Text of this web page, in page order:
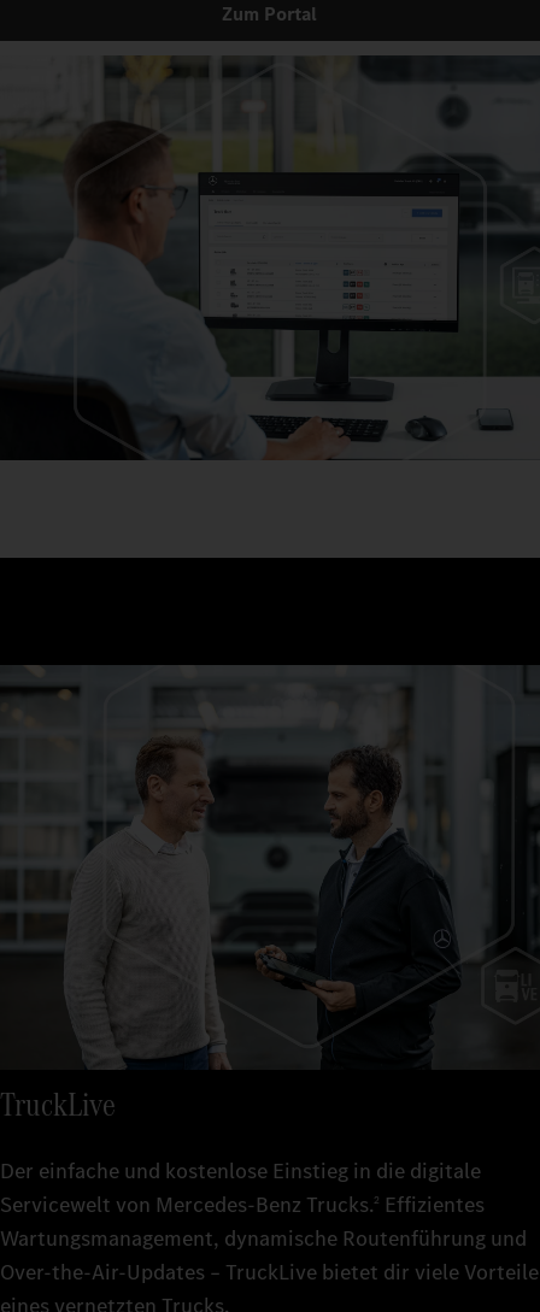
Zum Portal
TruckLive
Der einfache und kostenlose Einstieg in die digitale
Servicewelt von Mercedes‑Benz Trucks.2 Effizientes
Wartungsmanagement, dynamische Routenführung und
Over-the-Air-Updates – TruckLive bietet dir viele Vorteile
eines vernetzten Trucks.